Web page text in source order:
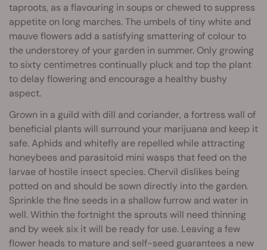
taproots, as a flavouring in soups or chewed to suppress
appetite on long marches. The umbels of tiny white and
mauve flowers add a satisfying smattering of colour to
the understorey of your garden in summer. Only growing
to sixty centimetres continually pluck and top the plant
to delay flowering and encourage a healthy bushy
aspect.
Grown in a guild with dill and coriander, a fortress wall of
beneficial plants will surround your marijuana and keep it
safe. Aphids and whitefly are repelled while attracting
honeybees and parasitoid mini wasps that feed on the
larvae of hostile insect species. Chervil dislikes being
potted on and should be sown directly into the garden.
Sprinkle the fine seeds in a shallow furrow and water in
well. Within the fortnight the sprouts will need thinning
and by week six it will be ready for use. Leaving a few
flower heads to mature and self-seed guarantees a new